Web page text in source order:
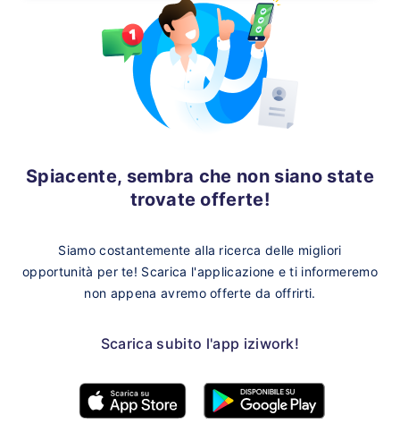
Spiacente, sembra che non siano state
trovate offerte!
Siamo costantemente alla ricerca delle migliori
opportunità per te! Scarica l'applicazione e ti informeremo
non appena avremo offerte da offrirti.
Scarica subito l'app iziwork!